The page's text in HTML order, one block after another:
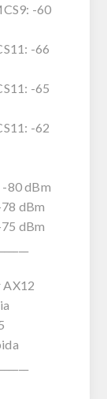
-60
-66
-65
-62
80 dBm
dBm
dBm